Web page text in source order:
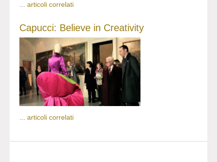
... articoli correlati
Capucci: Believe in Creativity
articoli correlati